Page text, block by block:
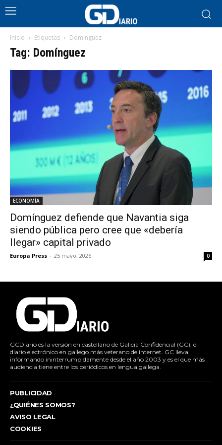
Inicio Etiquetas Domínguez
Tag: Domínguez
ECONOMÍA
Domínguez defiende que Navantia siga
siendo pública pero cree que «debería
llegar» capital privado
Europa Press - 25 mayo, 2026 0
GCDiario es la versión en castellano de Galicia Confidencial (GC), el
diario electrónico en gallego más veterano de internet. GC lleva
informando ininterrumpidamente desde el año 2003 y es el que más
audiencia tiene entre los periódicos en lengua gallega.
PUBLICIDAD
¿QUIÉNES SOMOS?
AVISO LEGAL
COOKIES